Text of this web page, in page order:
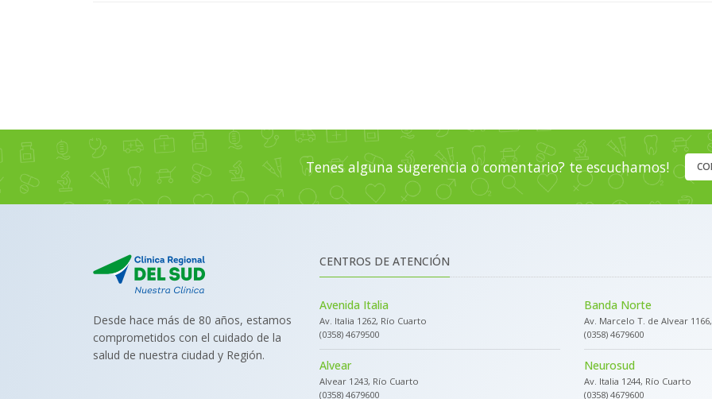
Tenes alguna sugerencia o comentario? te escuchamos!
Desde hace más de 80 años, estamos
comprometidos con el cuidado de la
salud de nuestra ciudad y Región.
CENTROS DE ATENCIÓN
Avenida Italia
Av. Italia 1262, Río Cuarto
(0358) 4679500
Alvear
Alvear 1243, Río Cuarto
(0358) 4679600
Banda Norte
Av. Marcelo T. de Alvear
(0358) 4679600
Neurosud
Av. Italia 1244, Río Cuarto
(0358) 4679600